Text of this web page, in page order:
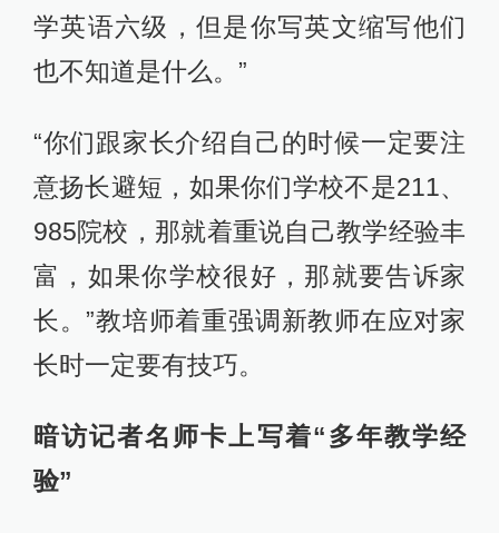
学英语六级，但是你写英文缩写他们
也不知道是什么。”
“你们跟家长介绍自己的时候一定要注
意扬长避短，如果你们学校不是211、
985院校，那就着重说自己教学经验丰
富，如果你学校很好，那就要告诉家
长。”教培师着重强调新教师在应对家
长时一定要有技巧。
暗访记者名师卡上写着“多年教学经
验”